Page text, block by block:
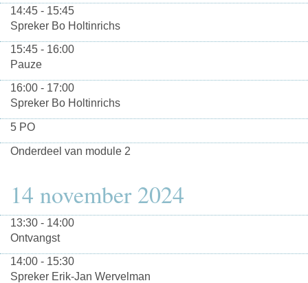
14:45 - 15:45
Spreker Bo Holtinrichs
15:45 - 16:00
Pauze
16:00 - 17:00
Spreker Bo Holtinrichs
5 PO
Onderdeel van module 2
14 november 2024
13:30 - 14:00
Ontvangst
14:00 - 15:30
Spreker Erik-Jan Wervelman